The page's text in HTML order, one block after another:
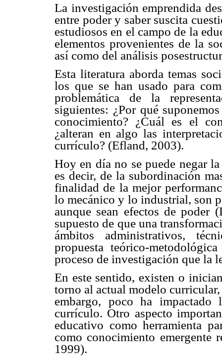
La investigación emprendida
entre poder y saber suscita
estudiosos en el campo de la
elementos provenientes de la
así como del análisis
Esta literatura aborda temas
los que se han usado para
problemática de la
siguientes: ¿Por qué
conocimiento? ¿Cuál es el
¿alteran en algo las
currículo? (Efland, 2003).
Hoy en día no se puede negar
es decir, de la subordinación
finalidad de la mejor
lo mecánico y lo industrial, son
aunque sean efectos de poder
supuesto de que una
ámbitos administrativos,
propuesta teórico-
proceso de investigación que la
En este sentido, existen o
torno al actual modelo
embargo, poco ha
currículo. Otro aspecto
educativo como herramienta
como conocimiento
1999).